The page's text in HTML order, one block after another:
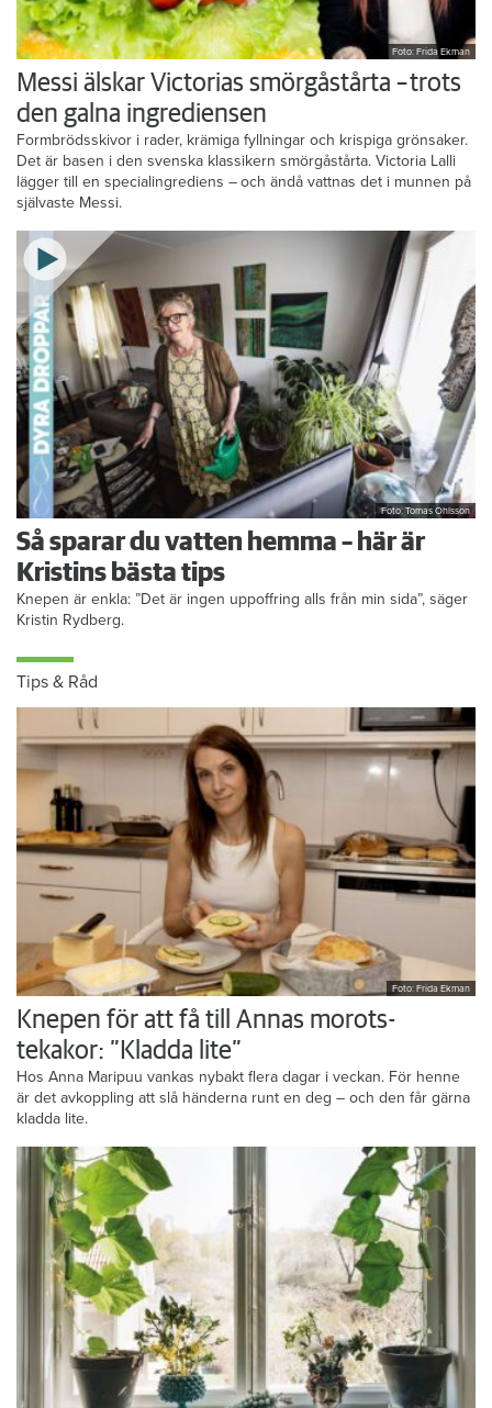
Foto: Frida Ekman
Messi älskar Victorias smörgåstårta – trots
den galna ingrediensen
Formbrödsskivor i rader, krämiga fyllningar och krispiga grönsaker.
Det är basen i den svenska klassikern smörgåstårta. Victoria Lalli
lägger till en specialingrediens – och ändå vattnas det i munnen på
självaste Messi.
Foto: Tomas Ohlsson
Så sparar du vatten hemma – här är
Kristins bästa tips
Knepen är enkla: ”Det är ingen uppoffring alls från min sida”, säger
Tips & Råd
Knepen för att få till Annas morots-
tekakor: ”Kladda lite”
Hos Anna Maripuu vankas nybakt flera dagar i veckan. För henne
är det avkoppling att slå händerna runt en deg – och den får gärna
kladda lite.